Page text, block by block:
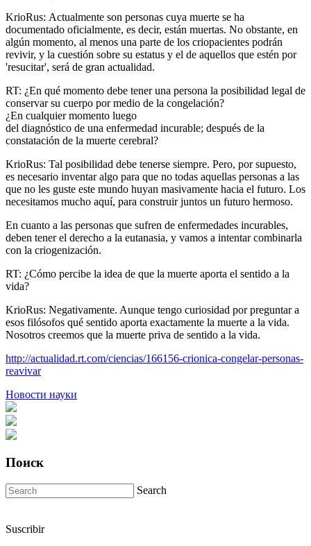
KrioRus: Actualmente son personas cuya muerte se ha
documentado oficialmente, es decir, están muertas. No obstante, en
algún momento, al menos una parte de los criopacientes podrán
revivir, y la cuestión sobre su estatus y el de aquellos que estén por
'resucitar', será de gran actualidad.
RT: ¿En qué momento debe tener una persona la posibilidad legal de
conservar su cuerpo por medio de la congelación?
¿En cualquier momento luego
del diagnóstico de una enfermedad incurable; después de la
constatación de la muerte cerebral?
KrioRus: Tal posibilidad debe tenerse siempre. Pero, por supuesto,
es necesario inventar algo para que no todas aquellas personas a las
que no les guste este mundo huyan masivamente hacia el futuro. Los
necesitamos mucho aquí, para construir juntos un futuro hermoso.
En cuanto a las personas que sufren de enfermedades incurables,
deben tener el derecho a la eutanasia, y vamos a intentar combinarla
con la criogenización.
RT: ¿Cómo percibe la idea de que la muerte aporta el sentido a la
vida?
KrioRus: Negativamente. Aunque tengo curiosidad por preguntar a
esos filósofos qué sentido aporta exactamente la muerte a la vida.
Nosotros creemos que la muerte priva de sentido a la vida.
http://actualidad.rt.com/ciencias/166156-crionica-congelar-personas-
reavivar
Новости науки
Поиск
Search
Suscribir